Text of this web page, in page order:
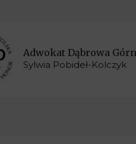
Adwokat Dąbrowa
Sylwia Pobideł-Kolczyk